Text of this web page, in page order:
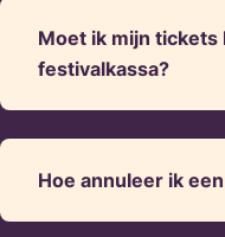
Moet ik mijn tickets
festivalkassa?
Hoe annuleer ik